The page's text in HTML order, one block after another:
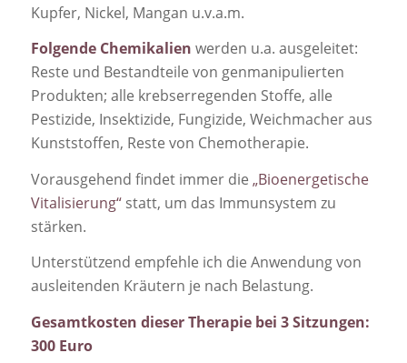
Kupfer, Nickel, Mangan u.v.a.m.
Folgende Chemikalien werden u.a. ausgeleitet:
Reste und Bestandteile von genmanipulierten
Produkten; alle krebserregenden Stoffe, alle
Pestizide, Insektizide, Fungizide, Weichmacher aus
Kunststoffen, Reste von Chemotherapie.
Vorausgehend findet immer die „Bioenergetische
Vitalisierung“statt, um das Immunsystem zu
stärken.
Unterstützend empfehle ich die Anwendung von
ausleitenden Kräutern je nach Belastung.
Gesamtkosten dieser Therapie bei 3 Sitzungen:
300 Euro